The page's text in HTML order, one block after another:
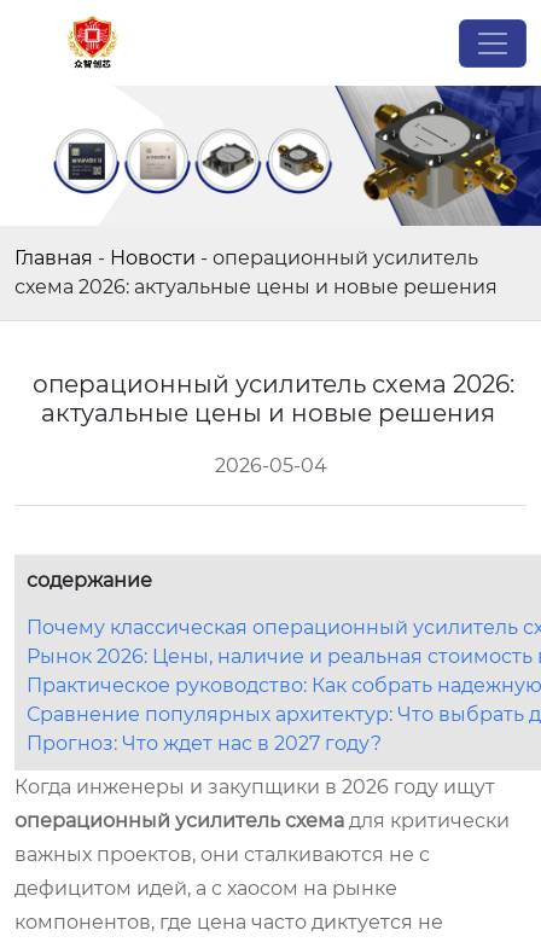
Главная - Новости - операционный усилитель
схема 2026: актуальные цены и новые решения
операционный усилитель схема 2026:
актуальные цены и новые решения
2026-05-04
содержание
Почему классическая операционный усилитель
Рынок 2026: Цены, наличие и реальная стоимость
Практическое руководство: Как собрать
Сравнение популярных архитектур: Что выбрать
Прогноз: Что ждет нас в 2027 году?
Когда инженеры и закупщики в 2026 году ищут
операционный усилитель схема для критически
важных проектов, они сталкиваются не с
дефицитом идей, а с хаосом на рынке
компонентов, где цена часто диктуется не